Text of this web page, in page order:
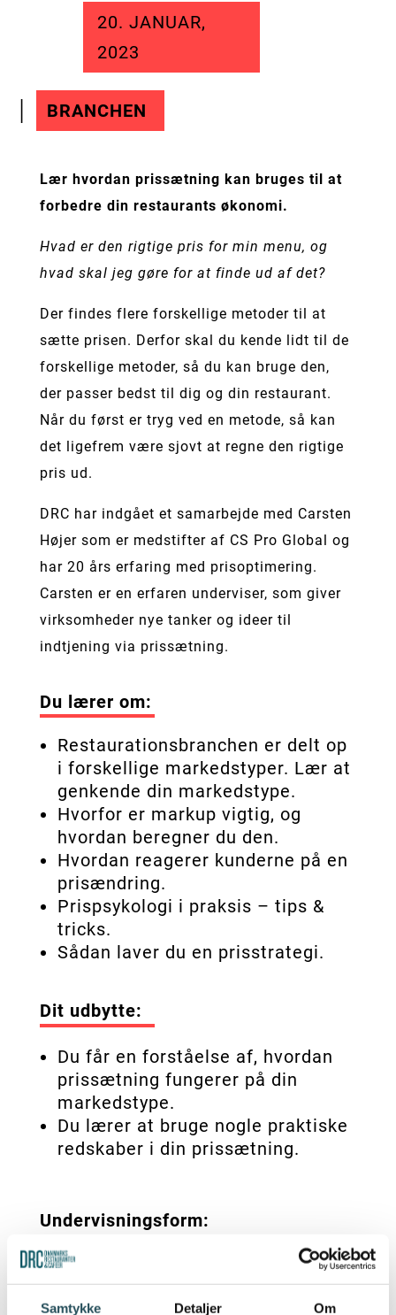
Samtykke Detaljer Om
20. JANUAR,
2023
BRANCHEN
Lær hvordan prissætning kan bruges til at
forbedre din restaurants økonomi.
Hvad er den rigtige pris for min menu, og
hvad skal jeg gøre for at finde ud af det?
Der findes flere forskellige metoder til at
sætte prisen. Derfor skal du kende lidt til de
forskellige metoder, så du kan bruge den,
der passer bedst til dig og din restaurant.
Når du først er tryg ved en metode, så kan
det ligefrem være sjovt at regne den rigtige
pris ud.
DRC har indgået et samarbejde med Carsten
Højer som er medstifter af CS Pro Global og
har 20 års erfaring med prisoptimering.
Carsten er en erfaren underviser, som giver
virksomheder nye tanker og ideer til
indtjening via prissætning.
Du lærer om:
Restaurationsbranchen er delt op
i forskellige markedstyper. Lær at
genkende din markedstype.
Hvorfor er markup vigtig, og
hvordan beregner du den.
Hvordan reagerer kunderne på en
prisændring.
Prispsykologi i praksis – tips &
tricks.
Sådan laver du en prisstrategi.
Dit udbytte:
Du får en forståelse af, hvordan
prissætning fungerer på din
markedstype.
Du lærer at bruge nogle praktiske
redskaber i din prissætning.
Undervisningsform:
På kurset har vi fokus på den
praktiske brug af prismodeller.